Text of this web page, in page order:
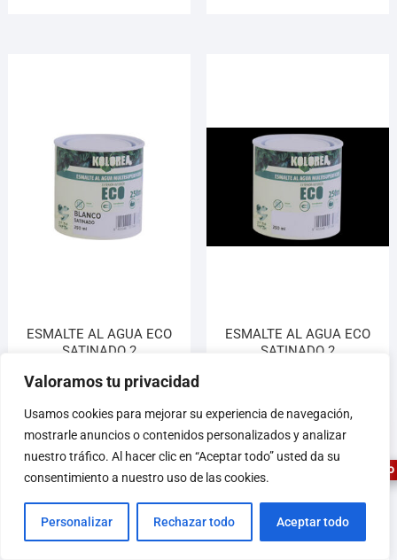
Valoramos tu privacidad
Usamos cookies para mejorar su experiencia de navegación,
mostrarle anuncios o contenidos personalizados y analizar
nuestro tráfico. Al hacer clic en “Aceptar todo” usted da su
consentimiento a nuestro uso de las cookies.
Personalizar Rechazar todo Aceptar todo
ESMALTE AL AGUA ECO
SATINADO 2
6,95€
Añadir al carrito
ESMALTE AL AGUA ECO
SATINADO 2
Añadir al carrito
ASESOR FERRETERO